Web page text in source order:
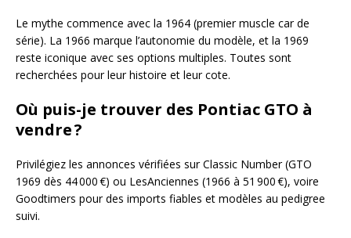
Le mythe commence avec la 1964 (premier muscle car de
série). La 1966 marque l’autonomie du modèle, et la 1969
reste iconique avec ses options multiples. Toutes sont
recherchées pour leur histoire et leur cote.
Où puis-je trouver des Pontiac GTO à
vendre ?
Privilégiez les annonces vérifiées sur Classic Number (GTO
1969 dès 44 000 €) ou LesAnciennes (1966 à 51 900 €), voire
Goodtimers pour des imports fiables et modèles au pedigree
suivi.